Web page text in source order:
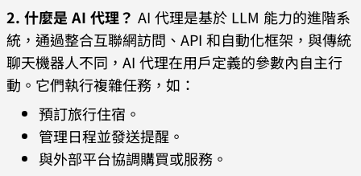
2. 什麼是 AI 代理？ AI 代理是基於 LLM 能力的進階系
統，通過整合互聯網訪問、API 和自動化框架，與傳統
聊天機器人不同，AI 代理在用戶定義的參數內自主行
動。它們執行複雜任務，如：
預訂旅行住宿。
管理日程並發送提醒。
與外部平台協調購買或服務。